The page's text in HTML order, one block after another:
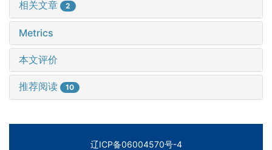
相关文章 2
Metrics
本文评价
推荐阅读 10
辽ICP备06004570号-4